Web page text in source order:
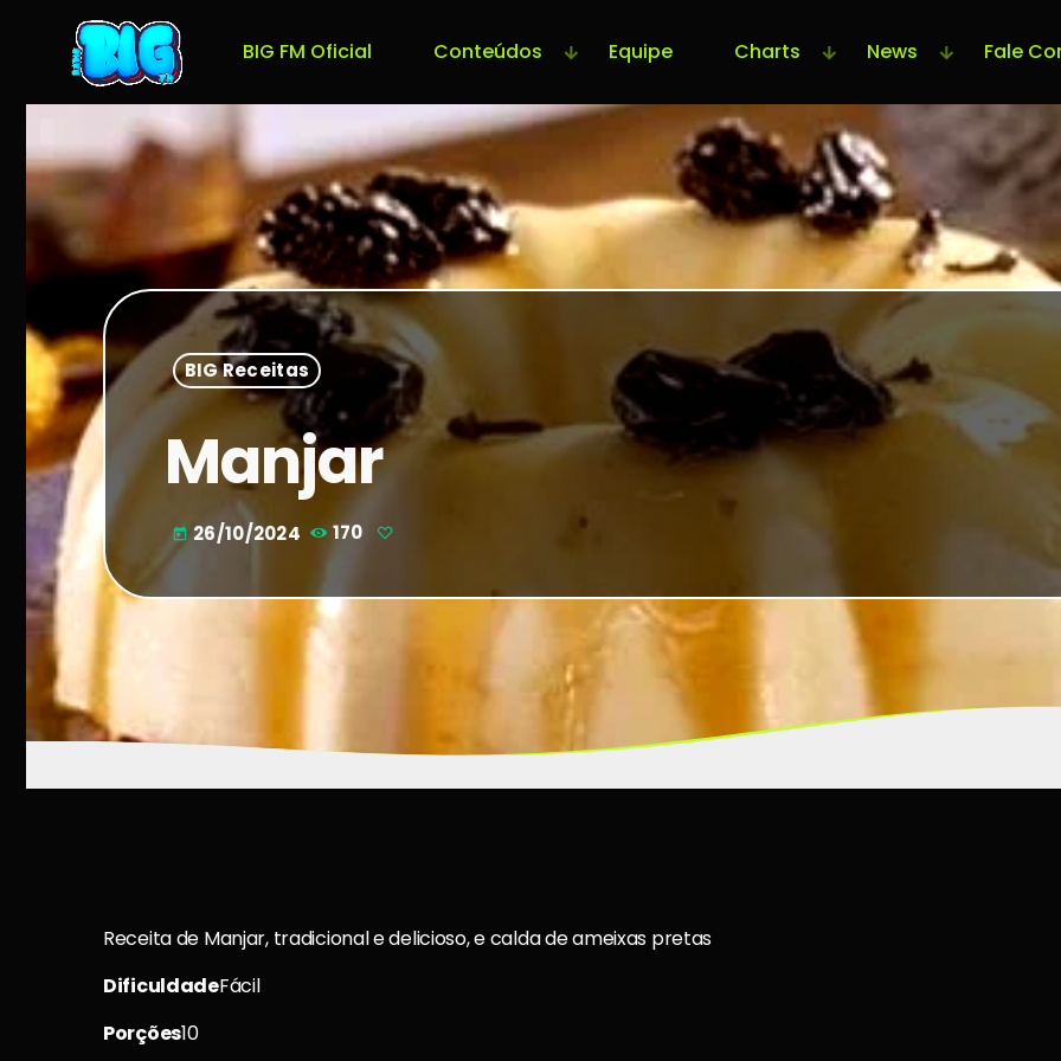
BIG FM Oficial Conteúdos Equipe Charts News Fale
BIG Receitas
Manjar
today 26/10/2024 170
Receita de Manjar, tradicional e delicioso, e calda de ameixas pretas
DificuldadeFácil
Porções10